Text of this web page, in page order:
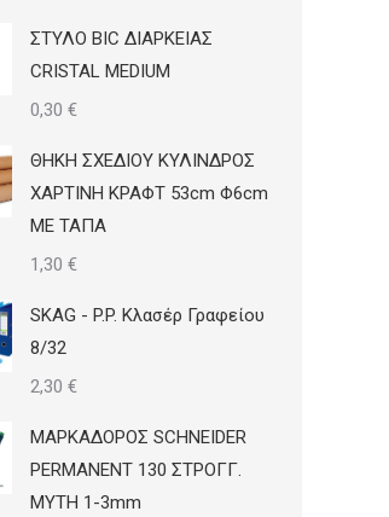
ΣΤΥΛΟ BIC ΔΙΑΡΚΕΙΑΣ
CRISTAL MEDIUM
0,30 €
ΘΗΚΗ ΣΧΕΔΙΟΥ ΚΥΛΙΝΔΡΟΣ
ΧΑΡΤΙΝΗ ΚΡΑΦΤ 53cm Φ6cm
ΜΕ ΤΑΠΑ
1,30 €
SKAG - P.P. Κλασέρ Γραφείου
8/32
2,30 €
ΜΑΡΚΑΔΟΡΟΣ SCHNEIDER
PERMANENT 130 ΣΤΡΟΓΓ.
ΜΥΤΗ 1-3mm